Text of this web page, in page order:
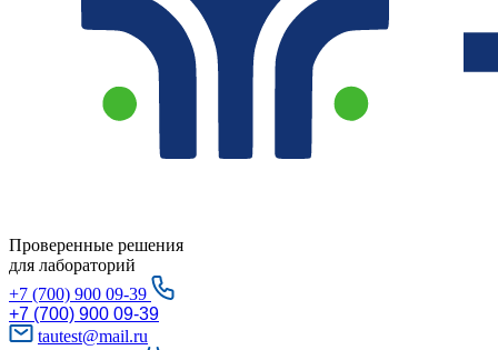
Проверенные решения
для лабораторий
+7 (700) 900 09-39
+7 (700) 900 09-39
tautest@mail.ru